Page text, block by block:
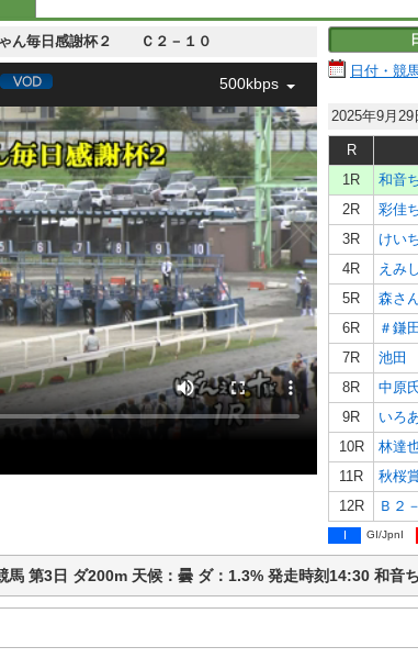
ゃん毎日感謝杯２ Ｃ２－１０
500kbps
日付・競
2025年9月29
R
1R
和音
2R
彩佳
3R
けい
4R
えみ
5R
森さ
6R
＃鎌
7R
池田
8R
中原
9R
いろ
10R
林達
11R
秋桜
12R
Ｂ２
I GI/JpnI
馬 第3日 ダ200m 天候：曇 ダ：1.3% 発走時刻14:30 和